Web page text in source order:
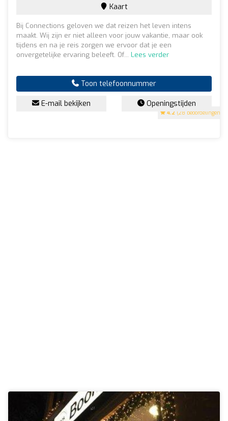
4.2 (28 beoordelingen)
Kaart
Bij Connections geloven we dat reizen het leven intens
maakt. Wij zijn er niet alleen voor jouw vakantie, maar ook
tijdens en na je reis zorgen we ervoor dat je een
onvergetelijke ervaring beleeft. Of... Lees verder
Toon telefoonnummer
E-mail bekijken Openingstijden